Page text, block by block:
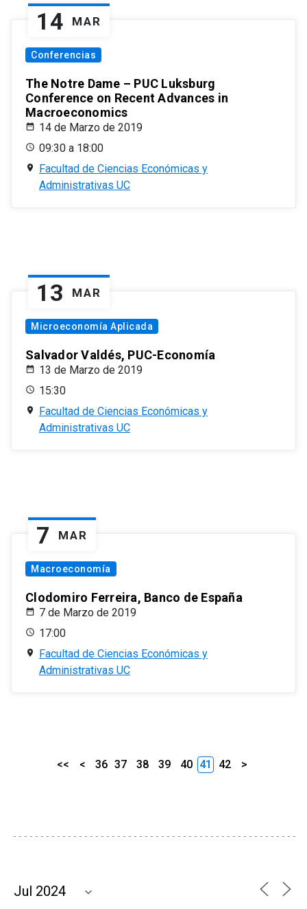
14 MAR
Conferencias
The Notre Dame – PUC Luksburg
Conference on Recent Advances in
Macroeconomics
14 de Marzo de 2019
09:30 a 18:00
Facultad de Ciencias Económicas y
Administrativas UC
13 MAR
Microeconomía Aplicada
Salvador Valdés, PUC-Economía
13 de Marzo de 2019
15:30
Facultad de Ciencias Económicas y
Administrativas UC
7 MAR
Macroeconomía
Clodomiro Ferreira, Banco de España
7 de Marzo de 2019
17:00
Facultad de Ciencias Económicas y
Administrativas UC
<< < 36 37 38 39 40 41 42 >